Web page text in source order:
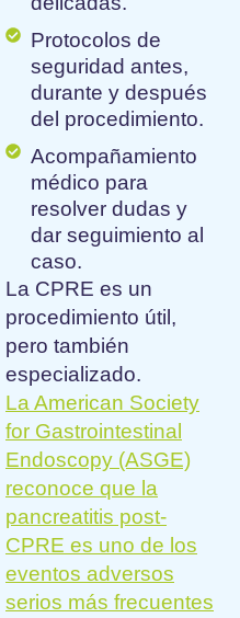
Protocolos de
seguridad antes,
durante y después
del procedimiento.
Acompañamiento
médico para
resolver dudas y
dar seguimiento al
caso.
La CPRE es un
procedimiento útil,
pero también
especializado.
La American Society
for Gastrointestinal
Endoscopy (ASGE)
reconoce que la
pancreatitis post-
CPRE es uno de los
eventos adversos
serios más frecuentes